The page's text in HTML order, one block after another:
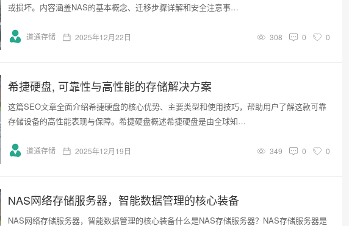
或损坏。内容涵盖NAS的基本概念、迁移步骤详解和安全注意事…
道通存储 2025年12月22日 308 0 0
希捷硬盘, 可靠性与高性能的存储解决方案
这篇SEO文章全面介绍希捷硬盘的核心优势、主要类型和使用技巧，帮助用户了解这款可靠
存储设备的高性能表现与保障。希捷硬盘概述希捷硬盘是由全球知…
道通存储 2025年12月19日 349 0 0
NAS网络存储服务器，智能数据管理的核心装备
NAS网络存储服务器，智能数据管理的核心装备什么是NAS存储服务器？NAS存储服务器是